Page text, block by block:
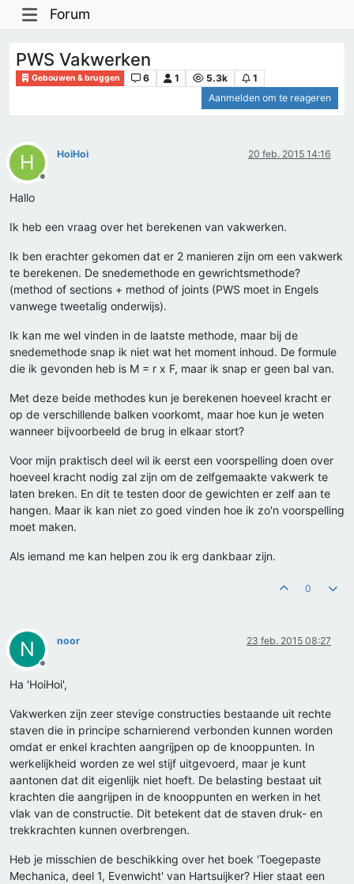
Forum
PWS Vakwerken
Gebouwen & bruggen 6 1 5.3k
1
Aanmelden om te reageren
H
Offline
HoiHoi 20 feb. 2015 14:16
Hallo
Ik heb een vraag over het berekenen van vakwerken.
Ik ben erachter gekomen dat er 2 manieren zijn om een vakwerk
te berekenen. De snedemethode en gewrichtsmethode?
(method of sections + method of joints (PWS moet in Engels
vanwege tweetalig onderwijs).
Ik kan me wel vinden in de laatste methode, maar bij de
snedemethode snap ik niet wat het moment inhoud. De formule
die ik gevonden heb is M = r x F, maar ik snap er geen bal van.
Met deze beide methodes kun je berekenen hoeveel kracht er
op de verschillende balken voorkomt, maar hoe kun je weten
wanneer bijvoorbeeld de brug in elkaar stort?
Voor mijn praktisch deel wil ik eerst een voorspelling doen over
hoeveel kracht nodig zal zijn om de zelfgemaakte vakwerk te
laten breken. En dit te testen door de gewichten er zelf aan te
hangen. Maar ik kan niet zo goed vinden hoe ik zo'n voorspelling
moet maken.
Als iemand me kan helpen zou ik erg dankbaar zijn.
0
N
Offline
noor 23 feb. 2015 08:27
Ha 'HoiHoi',
Vakwerken zijn zeer stevige constructies bestaande uit rechte
staven die in principe scharnierend verbonden kunnen worden
omdat er enkel krachten aangrijpen op de knooppunten. In
werkelijkheid worden ze wel stijf uitgevoerd, maar je kunt
aantonen dat dit eigenlijk niet hoeft. De belasting bestaat uit
krachten die aangrijpen in de knooppunten en werken in het
vlak van de constructie. Dit betekent dat de staven druk- en
trekkrachten kunnen overbrengen.
Heb je misschien de beschikking over het boek 'Toegepaste
Mechanica, deel 1, Evenwicht' van Hartsuijker? Hier staat een